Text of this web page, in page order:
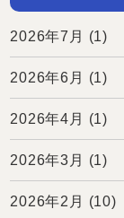
2026年7月 (1)
2026年6月 (1)
2026年4月 (1)
2026年3月 (1)
2026年2月 (10)